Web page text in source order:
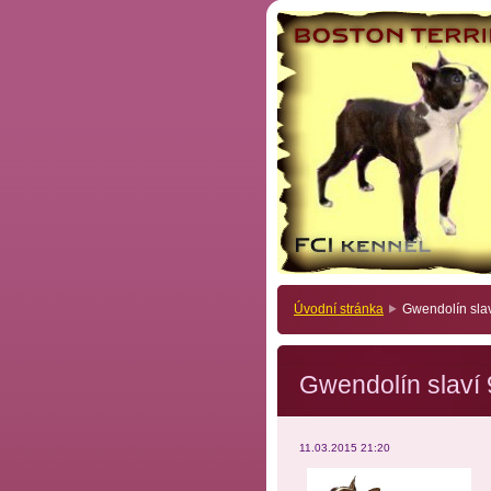
Úvodní stránka Gwendolín
Gwendolín slaví
11.03.2015 21:20